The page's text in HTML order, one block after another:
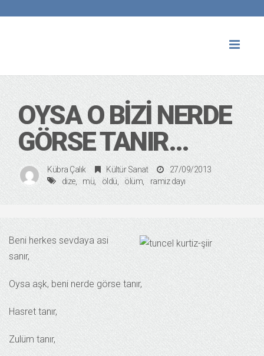
OYSA O BIZI NERDE
GÖRSE TANIR…
Kübra Çalık Kültür Sanat
27/09/2013
dize
mü öldü ölüm ramiz dayı
Beni herkes sevdaya asi
sanır,
Oysa aşk, beni nerde görse tanır,
Hasret tanır,
Zulüm tanır,